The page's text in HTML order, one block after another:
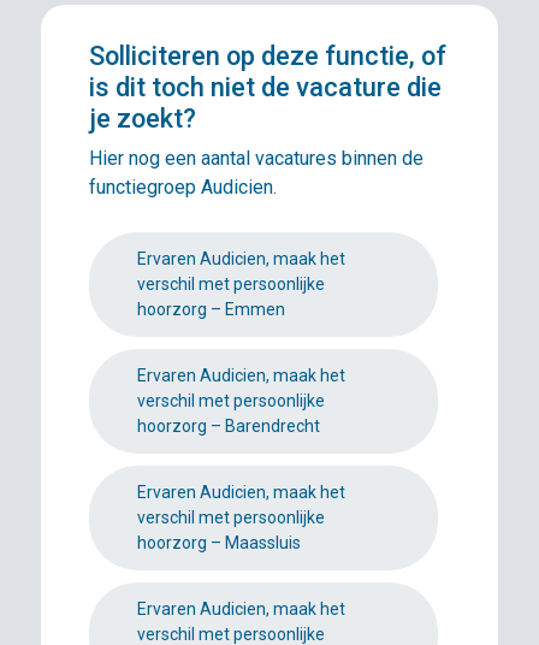
Solliciteren op deze functie, of
is dit toch niet de vacature die
je zoekt?
Hier nog een aantal vacatures binnen de
functiegroep Audicien.
Ervaren Audicien, maak het
verschil met persoonlijke
hoorzorg – Emmen
Ervaren Audicien, maak het
verschil met persoonlijke
hoorzorg – Barendrecht
Ervaren Audicien, maak het
verschil met persoonlijke
hoorzorg – Maassluis
Ervaren Audicien, maak het
verschil met persoonlijke